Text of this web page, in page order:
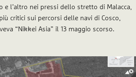
e l’altro nei pressi dello stretto di Malacca,
critici sui percorsi delle navi di Cosco,
“ Nikkei Asia” il 13 maggio scorso.